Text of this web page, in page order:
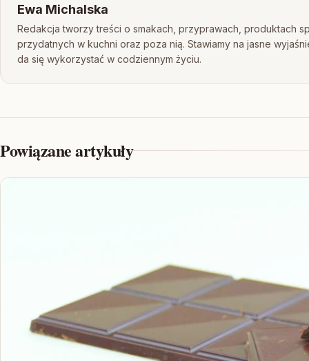
Ewa Michalska
Redakcja tworzy treści o smakach, przyprawach, produktach
przydatnych w kuchni oraz poza nią. Stawiamy na jasne
da się wykorzystać w codziennym życiu.
Powiązane artykuły